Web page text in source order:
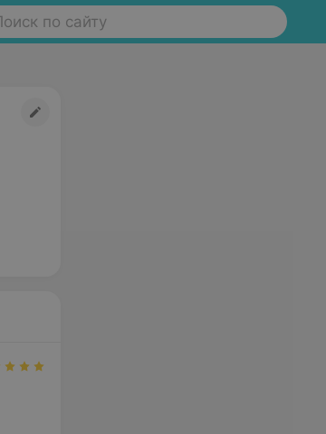
по сайту